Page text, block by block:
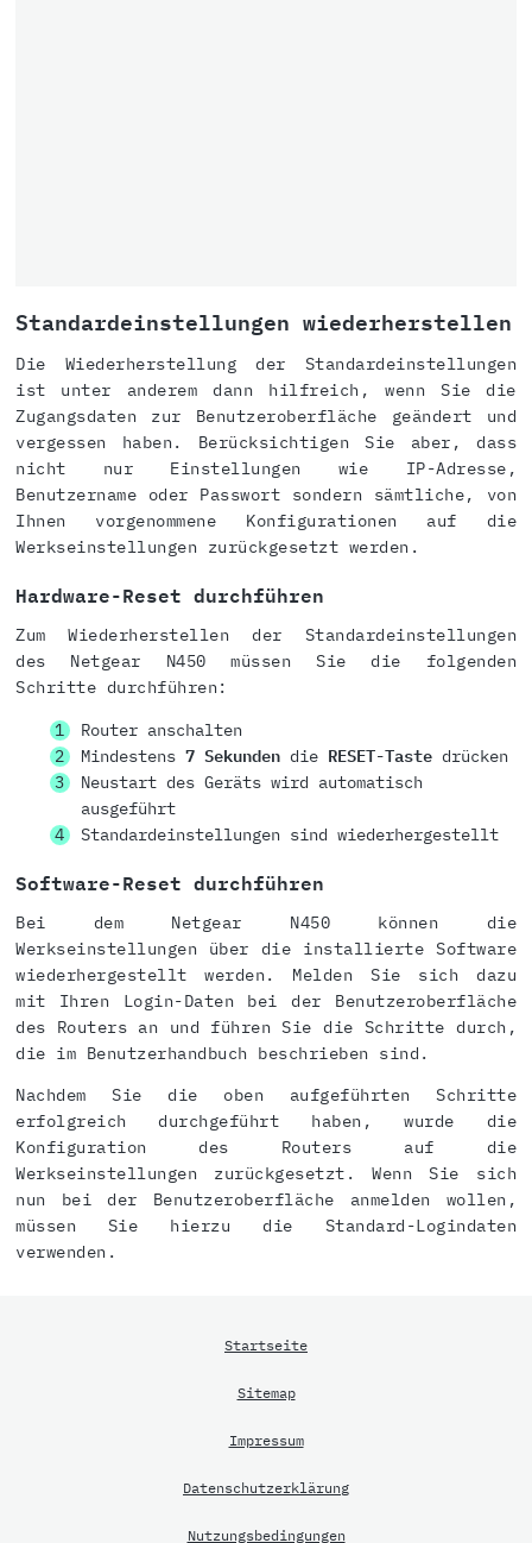
Standardeinstellungen wiederherstellen
Die Wiederherstellung der Standardeinstellungen
ist unter anderem dann hilfreich, wenn Sie die
Zugangsdaten zur Benutzeroberfläche geändert und
vergessen haben. Berücksichtigen Sie aber, dass
nicht nur Einstellungen wie IP-Adresse,
Benutzername oder Passwort sondern sämtliche, von
Ihnen vorgenommene Konfigurationen auf die
Werkseinstellungen zurückgesetzt werden.
Hardware-Reset durchführen
Zum Wiederherstellen der Standardeinstellungen
des Netgear N450 müssen Sie die folgenden
Schritte durchführen:
Router anschalten
Mindestens 7 Sekundendie RESET-Tastedrücken
Neustart des Geräts wird automatisch
ausgeführt
Standardeinstellungen sind wiederhergestellt
Software-Reset durchführen
Bei dem Netgear N450 können die
Werkseinstellungen über die installierte Software
wiederhergestellt werden. Melden Sie sich dazu
mit Ihren Login-Daten bei der Benutzeroberfläche
des Routers an und führen Sie die Schritte durch,
die im Benutzerhandbuch beschrieben sind.
Nachdem Sie die oben aufgeführten Schritte
erfolgreich durchgeführt haben, wurde die
Konfiguration des Routers auf die
Werkseinstellungen zurückgesetzt. Wenn Sie sich
nun bei der Benutzeroberfläche anmelden wollen,
müssen Sie hierzu die Standard-Logindaten
verwenden.
Startseite
Sitemap
Impressum
Datenschutzerklärung
Nutzungsbedingungen